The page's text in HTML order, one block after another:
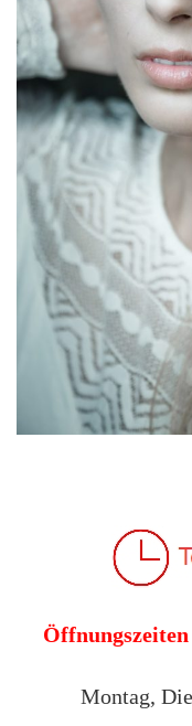
Montag,